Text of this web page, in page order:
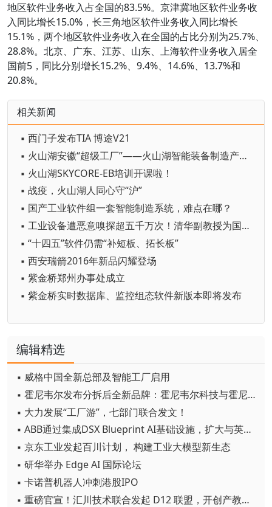
地区软件业务收入占全国的83.5%。京津冀地区软件业务收
入同比增长15.0%，长三角地区软件业务收入同比增长
15.1%，两个地区软件业务收入在全国的占比分别为25.7%、
28.8%。北京、广东、江苏、山东、上海软件业务收入居全
国前5，同比分别增长15.2%、9.4%、14.6%、13.7%和
20.8%。
相关新闻
▪ 西门子发布TIA 博途V21
▪ 火山湖安徽“超级工厂”——火山湖智能装备制造产业园项目启动
▪ 火山湖SKYCORE-EB培训开课啦！
▪ 战疫，火山湖人同心守“沪”
▪ 国产工业软件组一套智能制造系统，难点在哪？
▪ 工业设备遭恶意嗅探超五千万次！清华副教授为国产工控软件护航
▪ “十四五”软件仍需“补短板、拓长板”
▪ 西安瑞箭2016年新品闪耀登场
▪ 紫金桥郑州办事处成立
▪ 紫金桥实时数据库、监控组态软件新版本即将发布
编辑精选
▪ 威格中国全新总部及智能工厂启用
▪ 霍尼韦尔发布分拆后全新品牌：霍尼韦尔科技与霍尼韦尔航空航天
▪ 大力发展“工厂游”，七部门联合发文！
▪ ABB通过集成DSX Blueprint AI基础设施，扩大与英伟达的合作
▪ 京东工业发起百川计划， 构建工业大模型新生态
▪ 研华举办 Edge AI 国际论坛
▪ 卡诺普机器人冲刺港股IPO
▪ 重磅官宣！汇川技术联合发起 D12 联盟，开创产教融合新范式